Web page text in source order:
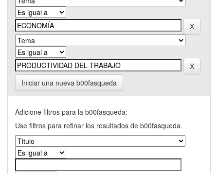
Iniciar una nueva b00fasqueda
Adicione filtros para la b00fasqueda:
Use filtros para refinar los resultados de b00fasqueda.